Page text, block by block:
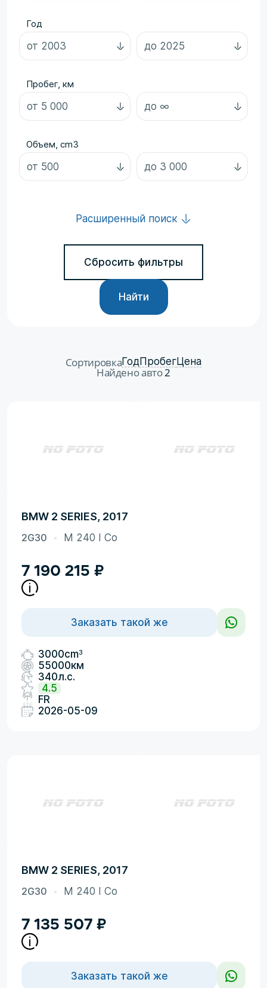
Год
Пробег, км
Объем, cm3
Расширенный поиск
Сбросить фильтры
Найти
СортировкаГодПробегЦена
Найдено авто2
BMW 2 SERIES, 2017
2G30 M 240 I Co
7 190 215 ₽
Заказать такой же
3000cm3
55000км
340л.с.
4.5
FR
2026-05-09
BMW 2 SERIES, 2017
2G30 M 240 I Co
7 135 507 ₽
Заказать такой же